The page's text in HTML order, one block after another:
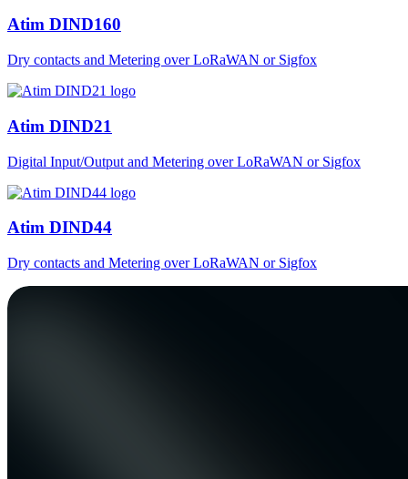
Atim DIND160
Dry contacts and Metering over LoRaWAN or Sigfox
Atim DIND21
Digital Input/Output and Metering over LoRaWAN or Sigfox
Atim DIND44
Dry contacts and Metering over LoRaWAN or Sigfox